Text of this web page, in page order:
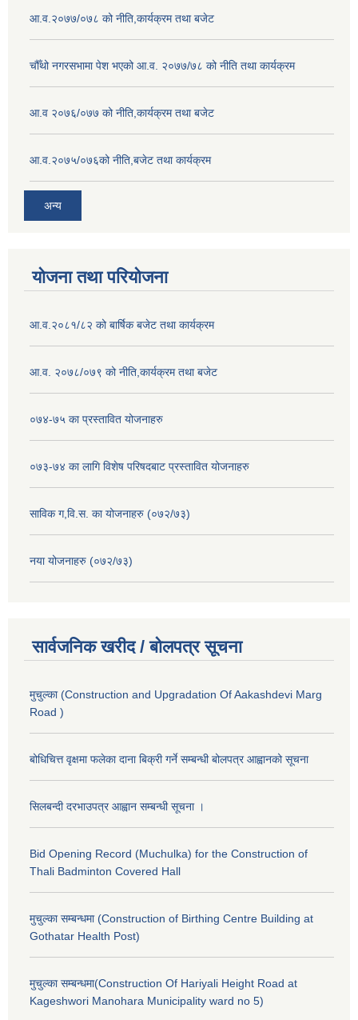
आ.व.२०७७/०७८ को नीति,कार्यक्रम तथा बजेट
चौँथो नगरसभामा पेश भएको आ.व. २०७७/७८ को नीति तथा कार्यक्रम
आ.व २०७६/०७७ को नीति,कार्यक्रम तथा बजेट
आ.व.२०७५/०७६को नीति,बजेट तथा कार्यक्रम
अन्य
योजना तथा परियोजना
आ.व.२०८१/८२ को बार्षिक बजेट तथा कार्यक्रम
आ.व. २०७८/०७९ को नीति,कार्यक्रम तथा बजेट
०७४-७५ का प्रस्तावित योजनाहरु
०७३-७४ का लागि विशेष परिषदबाट प्रस्तावित योजनाहरु
साविक ग,वि.स. का योजनाहरु (०७२/७३)
नया योजनाहरु (०७२/७३)
सार्वजनिक खरीद / बोलपत्र सूचना
मुचुल्का (Construction and Upgradation Of Aakashdevi Marg
Road )
बोधिचित्त वृक्षमा फलेका दाना बिक्री गर्ने सम्बन्धी बोलपत्र आह्वानको सूचना
सिलबन्दी दरभाउपत्र आह्वान सम्बन्धी सूचना ।
Bid Opening Record (Muchulka) for the Construction of
Thali Badminton Covered Hall
मुचुल्का सम्बन्धमा (Construction of Birthing Centre Building at
Gothatar Health Post)
मुचुल्का सम्बन्धमा(Construction Of Hariyali Height Road at
Kageshwori Manohara Municipality ward no 5)